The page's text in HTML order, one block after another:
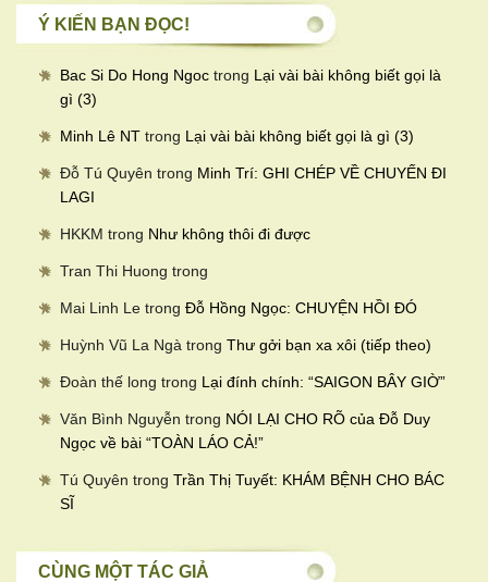
thángÝ KIẾN BẠN ĐỌC!
Bac Si Do Hong Ngoc trong Lại vài bài không biết gọi là
gì (3)
Minh Lê NT trong Lại vài bài không biết gọi là gì (3)
Đỗ Tú Quyên trong Minh Trí: GHI CHÉP VỀ CHUYẾN ĐI
LAGI
HKKM trong Như không thôi đi được
Tran Thi Huong trong
Mai Linh Le trong Đỗ Hồng Ngọc: CHUYỆN HỒI ĐÓ
Huỳnh Vũ La Ngà trong Thư gởi bạn xa xôi (tiếp theo)
Đoàn thế long trong Lại đính chính: “SAIGON BÂY GIỜ”
Văn Bình Nguyễn trong NÓI LẠI CHO RÕ của Đỗ Duy
Ngọc về bài “TOÀN LÁO CẢ!”
Tú Quyên trong Trần Thị Tuyết: KHÁM BỆNH CHO BÁC
SĨ
CÙNG MỘT TÁC GIẢ